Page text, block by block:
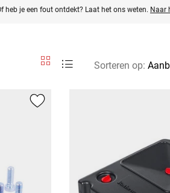
heb je een fout ontdekt? Laat het ons weten. Naar
Sorteren op: